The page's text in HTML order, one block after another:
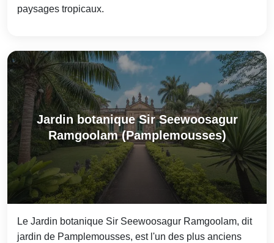
paysages tropicaux.
Jardin botanique Sir Seewoosagur
Ramgoolam (Pamplemousses)
Le Jardin botanique Sir Seewoosagur Ramgoolam, dit
jardin de Pamplemousses, est l'un des plus anciens